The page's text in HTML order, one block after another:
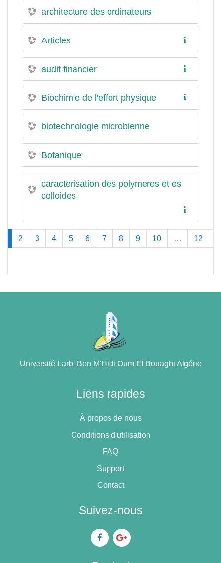
architecture des ordinateurs
Articles
audit financier
Biochimie de l'effort physique
biotechnologie microbienne
Botanique
caracterisation des polymeres et es
colloides
(actuel)
2 3 4 5 6 7 8 9 10 … 12
Université Larbi Ben M'Hidi Oum El Bouaghi Algérie
Liens rapides
À propos de nous
Conditions d'utilisation
FAQ
Support
Contact
Suivez-nous